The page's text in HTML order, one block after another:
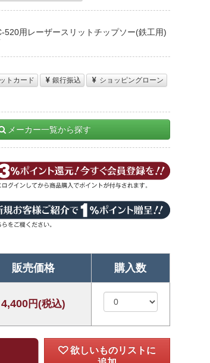
520用レーザースリットチップソー(鉄工用)
トカード 銀行振込
ショッピングローン
メーカー一覧から探す
販売価格 購入数
4,400円(税込)